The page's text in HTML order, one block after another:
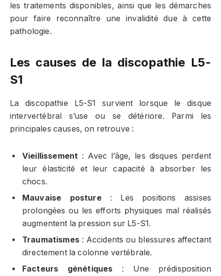
les traitements disponibles, ainsi que les démarches
pour faire reconnaître une invalidité due à cette
pathologie.
Les causes de la discopathie L5-
S1
La discopathie L5-S1 survient lorsque le disque
intervertébral s’use ou se détériore. Parmi les
principales causes, on retrouve :
Vieillissement : Avec l’âge, les disques perdent
leur élasticité et leur capacité à absorber les
chocs.
Mauvaise posture: Les positions assises
prolongées ou les efforts physiques mal réalisés
augmentent la pression sur L5-S1.
Traumatismes: Accidents ou blessures affectant
directement la colonne vertébrale.
Facteurs génétiques : Une prédisposition